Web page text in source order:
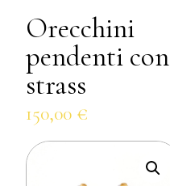
Orecchini
pendenti con
strass
150,00 €